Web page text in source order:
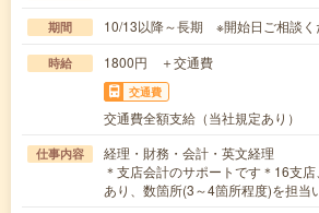
期間 10/13以降～長期 ※開始日ご相談く
時給 1800円 ＋交通費
交通費
交通費全額支給（当社規定あり）
仕事内容
経理・財務・会計・英文経理
＊支店会計のサポートです＊16支
あり、数箇所(3～4箇所程度)を担